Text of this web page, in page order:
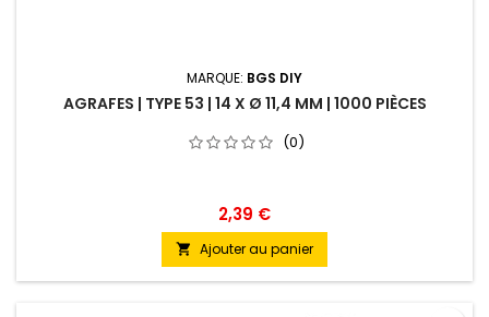
MARQUE: BGS DIY
AGRAFES | TYPE 53 | 14 X Ø 11,4 MM | 1000 PIÈCES
(0)
2,39 €
 Ajouter au panier